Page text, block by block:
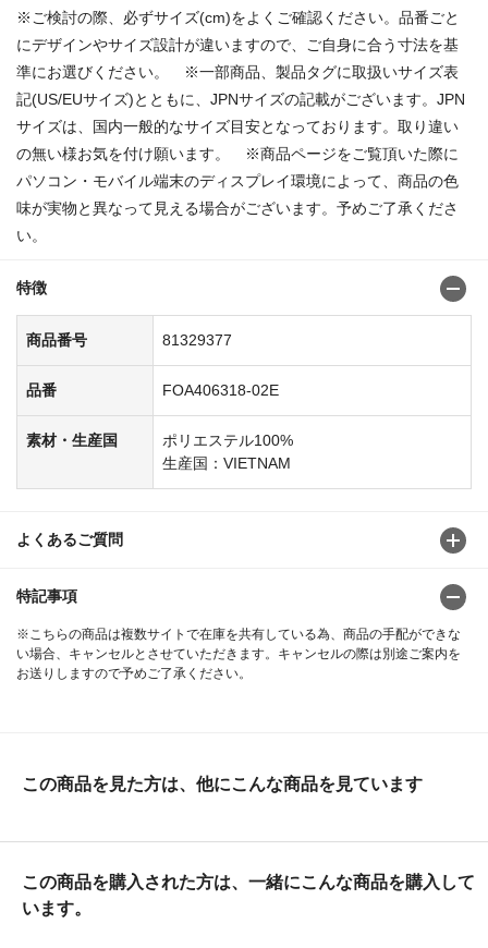
※ご検討の際、必ずサイズ(cm)をよくご確認ください。品番ごと
にデザインやサイズ設計が違いますので、ご自身に合う寸法を基
準にお選びください。 ※一部商品、製品タグに取扱いサイズ表
記(US/EUサイズ)とともに、JPNサイズの記載がございます。JPN
サイズは、国内一般的なサイズ目安となっております。取り違い
の無い様お気を付け願います。 ※商品ページをご覧頂いた際に
パソコン・モバイル端末のディスプレイ環境によって、商品の色
味が実物と異なって見える場合がございます。予めご了承くださ
い。
特徴
商品番号 81329377
品番 FOA406318-02E
素材・生産国
ポリエステル100%
生産国：VIETNAM
よくあるご質問
特記事項
※こちらの商品は複数サイトで在庫を共有している為、商品の手配ができな
い場合、キャンセルとさせていただきます。キャンセルの際は別途ご案内を
お送りしますので予めご了承ください。
この商品を見た方は、他にこんな商品を見ています
この商品を購入された方は、一緒にこんな商品を購入して
います。